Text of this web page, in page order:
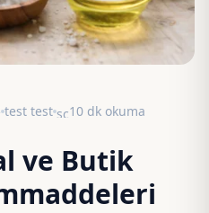
test test schedule
10 dk okuma
ve Butik